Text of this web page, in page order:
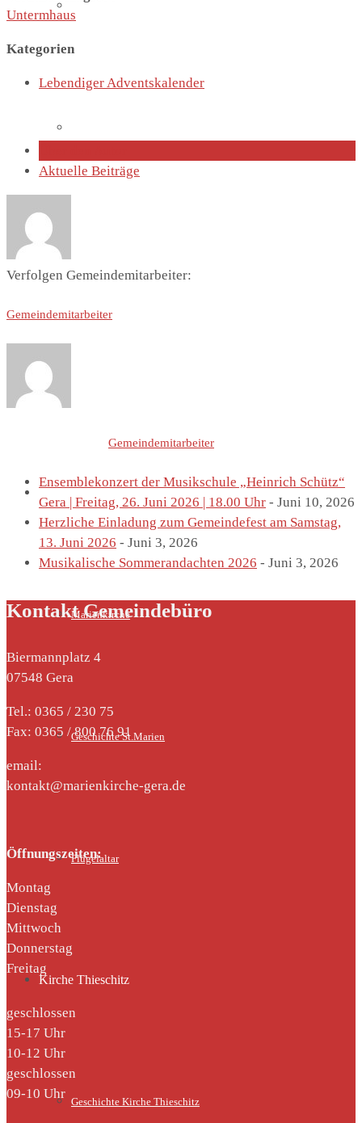
Termine
Predigten
St. Marien
Marienkirche
Geschichte St.Marien
Flügelaltar
Kirche Thieschitz
Geschichte Kirche Thieschitz
Untermhaus
Kategorien
Lebendiger Adventskalender
Aktuelle Beiträge
Verfolgen Gemeindemitarbeiter:
Gemeindemitarbeiter
Gemeindemitarbeiter
Ensemblekonzert der Musikschule „Heinrich Schütz“
Gera | Freitag, 26. Juni 2026 | 18.00 Uhr - Juni 10, 2026
Herzliche Einladung zum Gemeindefest am Samstag,
13. Juni 2026 - Juni 3, 2026
Musikalische Sommerandachten 2026 - Juni 3, 2026
Kontakt Gemeindebüro
Biermannplatz 4
07548 Gera
Tel.: 0365 / 230 75
Fax: 0365 / 800 76 91
email:
kontakt@marienkirche-gera.de
Öffnungszeiten:
Montag
Dienstag
Mittwoch
Donnerstag
Freitag
geschlossen
15-17 Uhr
10-12 Uhr
geschlossen
09-10 Uhr